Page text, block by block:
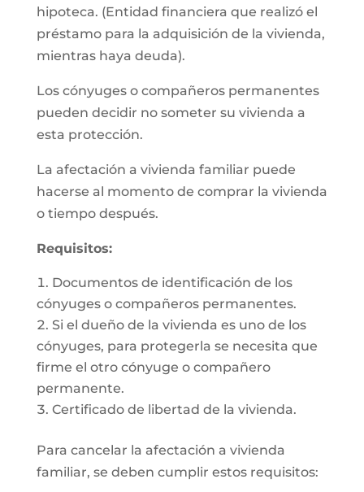
hipoteca. (Entidad financiera que realizó el
préstamo para la adquisición de la vivienda,
mientras haya deuda).
Los cónyuges o compañeros permanentes
pueden decidir no someter su vivienda a
esta protección.
La afectación a vivienda familiar puede
hacerse al momento de comprar la vivienda
o tiempo después.
Requisitos:
Documentos de identificación de los
cónyuges o compañeros permanentes.
Si el dueño de la vivienda es uno de los
cónyuges, para protegerla se necesita que
firme el otro cónyuge o compañero
permanente.
Certificado de libertad de la vivienda.
Para cancelar la afectación a vivienda
familiar, se deben cumplir estos requisitos: